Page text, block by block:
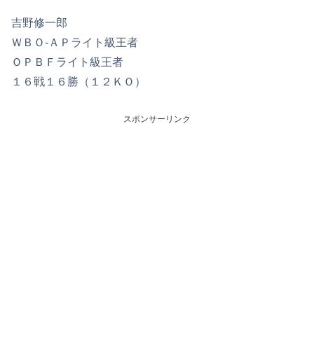
吉野修一郎
ＷＢＯ‐ＡＰライト級王者
ＯＰＢＦライト級王者
１６戦１６勝（１２ＫＯ）
スポンサーリンク